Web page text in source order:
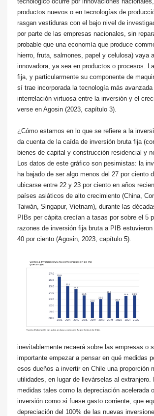
productos nuevos o en tecnologías de
rasgan vestiduras con el bajo nivel de
por parte de las empresas nacionales, sin
probable que una economía que produce
hierro, fruta, salmones, papel y celulosa) vaya
innovadora, ya sea en productos o procesos.
fija, y particularmente su componente de
sí trae incorporada la tecnología más
interrelación virtuosa entre la inversión y el
verse en Agosin (2023, capítulo 3).
¿Cómo estamos en lo que se refiere a la
da cuenta de la caída de inversión bruta fija
bienes de capital y construcción residencial y
Los datos de este gráfico son pesimistas: la
ha bajado de ser algo menos del 27 por ciento
ubicarse entre 22 y 23 por ciento en años
países asiáticos de alto crecimiento (China,
Taiwán, Singapur, Vietnam), durante las
PIBs per cápita crecían a tasas por sobre el 5
razones de inversión fija bruta a PIB estuvieron
40 por ciento (Agosin, 2023, capítulo 5).
inevitablemente recaerá sobre las empresas o
importante empezar a pensar en qué medidas
esos dueños a invertir en Chile una proporción
utilidades, en lugar de llevárselas al extranjero.
medidas tales como la depreciación acelerada
inversión como si fuese gasto corriente, que
depreciación del 100% de las nuevas